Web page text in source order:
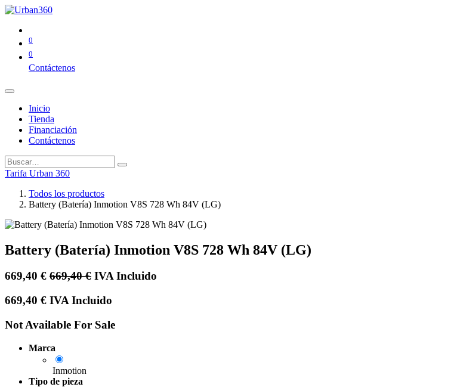
0
0
Contáctenos
Inicio
Tienda
Financiación
Contáctenos
Tarifa Urban 360
Todos los productos
Battery (Batería) Inmotion V8S 728 Wh 84V (LG)
Battery (Batería) Inmotion V8S 728 Wh 84V (LG)
669,40 € 669,40€ IVA Incluido
669,40 € IVA Incluido
Not Available For Sale
Marca
Inmotion
Tipo de pieza